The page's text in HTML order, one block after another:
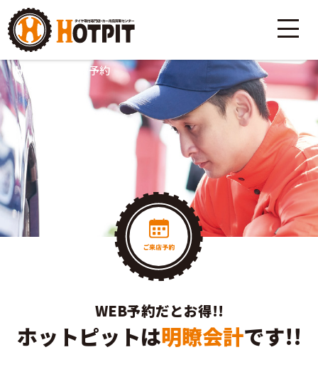
HOME ご来店予約
WEB予約だとお得!!
ホットピットは明瞭会計です!!